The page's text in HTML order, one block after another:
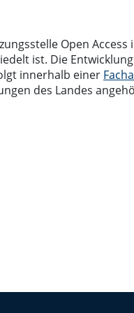
Open Access
ist. Die
innerhalb einer
des Landes